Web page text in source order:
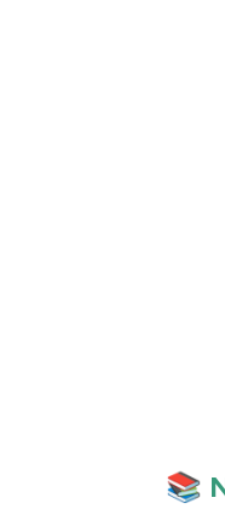
moins cher que
constaté :
ci-dessous
nouvelle fois pour
: il faut acheter
allons étudier
nous fait
faire des